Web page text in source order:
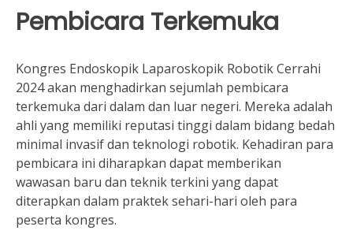
Pembicara Terkemuka
Kongres Endoskopik Laparoskopik Robotik Cerrahi
2024 akan menghadirkan sejumlah pembicara
terkemuka dari dalam dan luar negeri. Mereka adalah
ahli yang memiliki reputasi tinggi dalam bidang bedah
minimal invasif dan teknologi robotik. Kehadiran para
pembicara ini diharapkan dapat memberikan
wawasan baru dan teknik terkini yang dapat
diterapkan dalam praktek sehari-hari oleh para
peserta kongres.